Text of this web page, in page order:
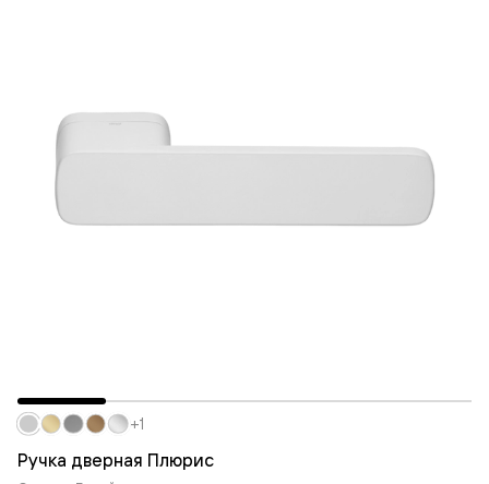
Ручка дверная Плюрис
+1